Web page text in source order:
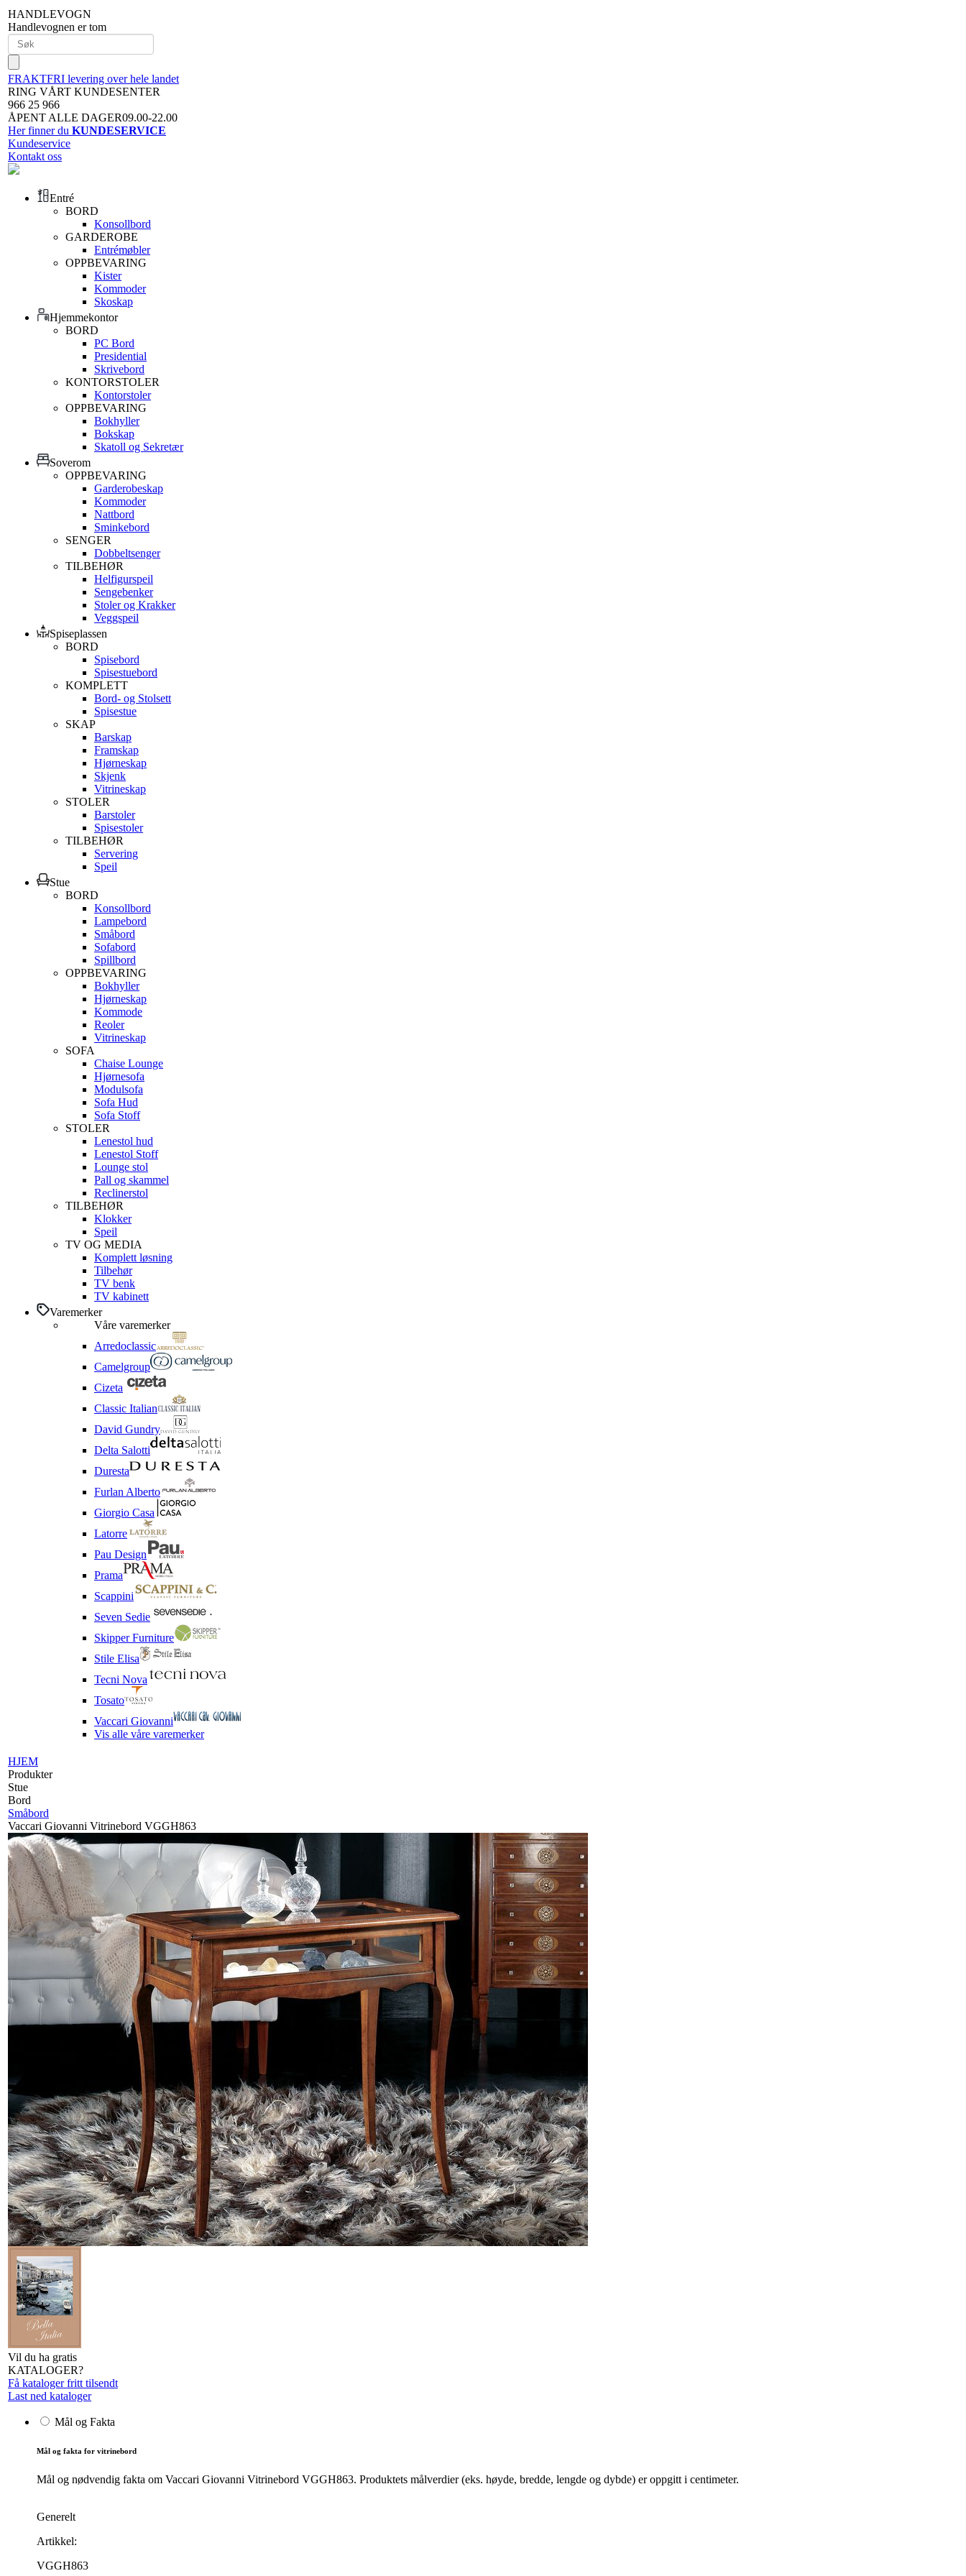
HANDLEVOGN
Handlevognen er tom
FRAKTFRI levering over hele landet
RING VÅRT KUNDESENTER
966 25 966
ÅPENT ALLE DAGER09.00-22.00
Her finner du KUNDESERVICE
Kundeservice
Kontakt oss
Entré
BORD
Konsollbord
GARDEROBE
Entrémøbler
OPPBEVARING
Kister
Kommoder
Skoskap
Hjemmekontor
BORD
PC Bord
Presidential
Skrivebord
KONTORSTOLER
Kontorstoler
OPPBEVARING
Bokhyller
Bokskap
Skatoll og Sekretær
Soverom
OPPBEVARING
Garderobeskap
Kommoder
Nattbord
Sminkebord
SENGER
Dobbeltsenger
TILBEHØR
Helfigurspeil
Sengebenker
Stoler og Krakker
Veggspeil
Spiseplassen
BORD
Spisebord
Spisestuebord
KOMPLETT
Bord- og Stolsett
Spisestue
SKAP
Barskap
Framskap
Hjørneskap
Skjenk
Vitrineskap
STOLER
Barstoler
Spisestoler
TILBEHØR
Servering
Speil
Stue
BORD
Konsollbord
Lampebord
Småbord
Sofabord
Spillbord
OPPBEVARING
Bokhyller
Hjørneskap
Kommode
Reoler
Vitrineskap
SOFA
Chaise Lounge
Hjørnesofa
Modulsofa
Sofa Hud
Sofa Stoff
STOLER
Lenestol hud
Lenestol Stoff
Lounge stol
Pall og skammel
Reclinerstol
TILBEHØR
Klokker
Speil
TV OG MEDIA
Komplett løsning
Tilbehør
TV benk
TV kabinett
Varemerker
Våre varemerker
Arredoclassic
Camelgroup
Cizeta
Classic Italian
David Gundry
Delta Salotti
Duresta
Furlan Alberto
Giorgio Casa
Latorre
Pau Design
Prama
Scappini
Seven Sedie
Skipper Furniture
Stile Elisa
Tecni Nova
Tosato
Vaccari Giovanni
Vis alle våre varemerker
HJEM
Produkter
Stue
Bord
Småbord
Vaccari Giovanni Vitrinebord VGGH863
Vil du ha gratis
KATALOGER?
Få kataloger fritt tilsendt
Last ned kataloger
Mål og Fakta
Mål og fakta for vitrinebord
Mål og nødvendig fakta om Vaccari Giovanni Vitrinebord VGGH863. Produktets målverdier (eks. høyde, bredde, lengde og dybde) er oppgitt i centimeter.
Generelt
Artikkel:
VGGH863